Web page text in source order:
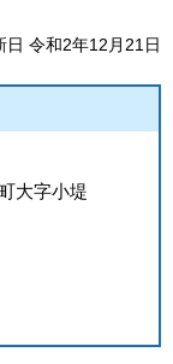
日 令和2年12月21日
大字小堤